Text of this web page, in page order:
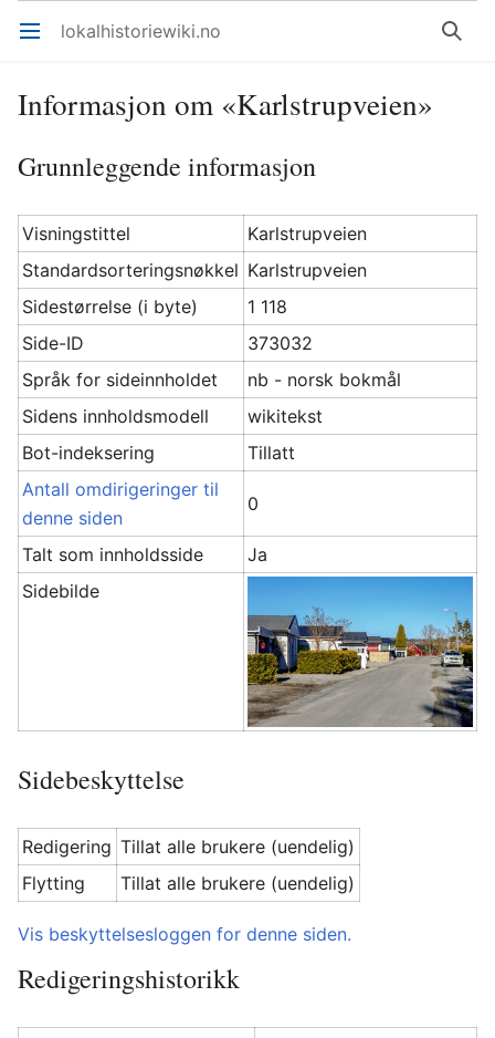
Åpne hovedmenyen lokalhistoriewiki.no Søk
Informasjon om «Karlstrupveien»
Grunnleggende informasjon
Visningstittel
Karlstrupveien
Standardsorteringsnøkkel Karlstrupveien
Sidestørrelse (i byte)
1 118
Side-ID
373032
Språk for sideinnholdet
nb - norsk bokmål
Sidens innholdsmodell
wikitekst
Bot-indeksering
Tillatt
Antall omdirigeringer til
denne siden
0
Talt som innholdsside
Ja
Sidebilde
Sidebeskyttelse
Redigering Tillat alle brukere (uendelig)
Flytting
Tillat alle brukere (uendelig)
Vis beskyttelsesloggen for denne siden.
Redigeringshistorikk